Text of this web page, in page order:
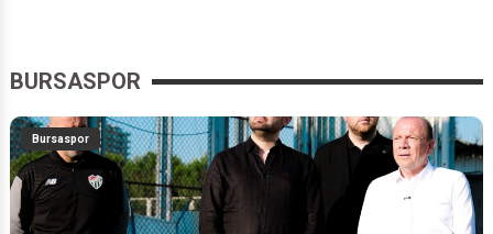
BURSASPOR
Bursaspor